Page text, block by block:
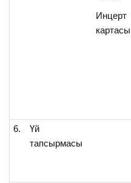
Инцерт
картасы
6.
Үй
тапсырмасы